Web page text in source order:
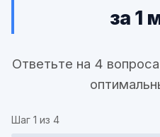
за 1
Ответьте на 4
Шаг 1 из 4